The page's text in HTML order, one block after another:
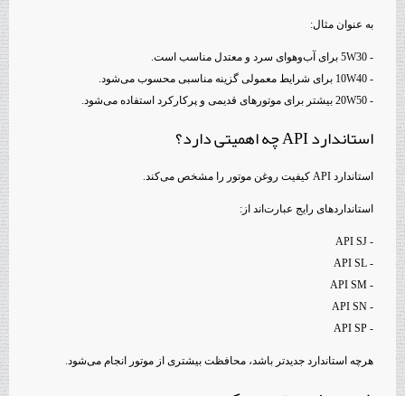
به عنوان مثال:
- 5W30 برای آب‌وهوای سرد و معتدل مناسب است.
- 10W40 برای شرایط معمولی گزینه مناسبی محسوب می‌شود.
- 20W50 بیشتر برای موتورهای قدیمی و پرکارکرد استفاده می‌شود.
استاندارد API چه اهمیتی دارد؟
استاندارد API کیفیت روغن موتور را مشخص می‌کند.
استانداردهای رایج عبارت‌اند از:
- API SJ
- API SL
- API SM
- API SN
- API SP
هرچه استاندارد جدیدتر باشد، محافظت بیشتری از موتور انجام می‌شود.